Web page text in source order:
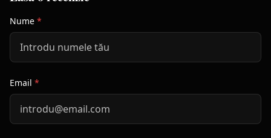
Nume *
Email *